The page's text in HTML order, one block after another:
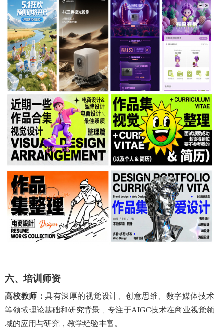
六、培训师资
高校教师：具有深厚的视觉设计、创意思维 、数字媒体技术
等领域理论基础和研究背景，专注于AIGC技术在商业视觉领
域的应用与研究，教学经验丰富。